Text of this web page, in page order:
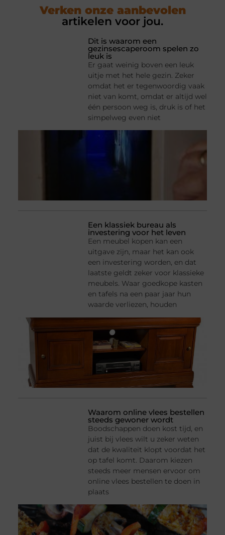
Verken onze aanbevolen
artikelen voor jou.
Dit is waarom een
gezinsescaperoom spelen zo
leuk is
Er gaat weinig boven een leuk
uitje met het hele gezin. Zeker
omdat het er tegenwoordig vaak
niet van komt, omdat er altijd wel
één persoon weg is, druk is of het
simpelweg even niet
Een klassiek bureau als
investering voor het leven
Een meubel kopen kan een
uitgave zijn, maar het kan ook
een investering worden, en dat
laatste geldt zeker voor klassieke
meubels. Waar goedkope kasten
en tafels na een paar jaar hun
waarde verliezen, houden
Waarom online vlees bestellen
steeds gewoner wordt
Boodschappen doen kost tijd, en
juist bij vlees wilt u zeker weten
dat de kwaliteit klopt voordat het
op tafel komt. Daarom kiezen
steeds meer mensen ervoor om
online vlees bestellen te doen in
plaats